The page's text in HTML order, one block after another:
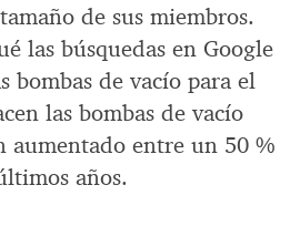
de sus miembros.
las búsquedas en Google
bombas de vacío para el
las bombas de vacío
aumentado entre un 50 %
años.